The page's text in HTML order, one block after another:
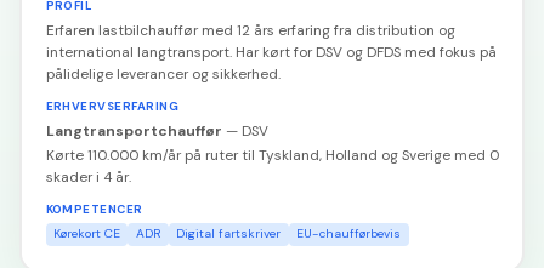
PROFIL
Erfaren lastbilchauffør med 12 års erfaring fra distribution og
international langtransport. Har kørt for DSV og DFDS med fokus på
pålidelige leverancer og sikkerhed.
ERHVERVSERFARING
Langtransportchauffør — DSV
Kørte 110.000 km/år på ruter til Tyskland, Holland og Sverige med 0
skader i 4 år.
KOMPETENCER
Kørekort CE
ADR Digital fartskriver EU-chaufførbevis